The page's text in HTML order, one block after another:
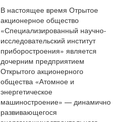
В настоящее время Отрытое
акционерное общество
«Специализированный научно-
исследовательский институт
приборостроения» является
дочерним предприятием
Открытого акционерного
общества «Атомное и
энергетическое
машиностроение» — динамично
развивающегося